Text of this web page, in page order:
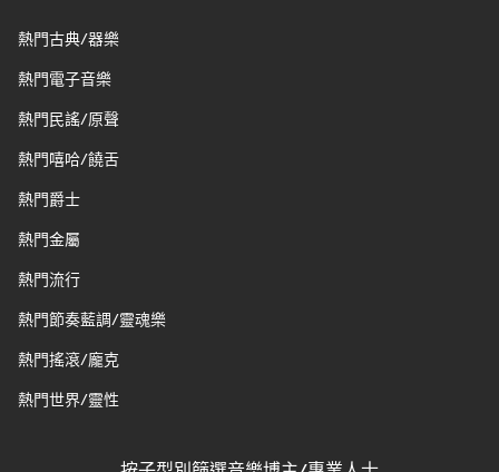
熱門古典/器樂
熱門電子音樂
熱門民謠/原聲
熱門嘻哈/饒舌
熱門爵士
熱門金屬
熱門流行
熱門節奏藍調/靈魂樂
熱門搖滾/龐克
熱門世界/靈性